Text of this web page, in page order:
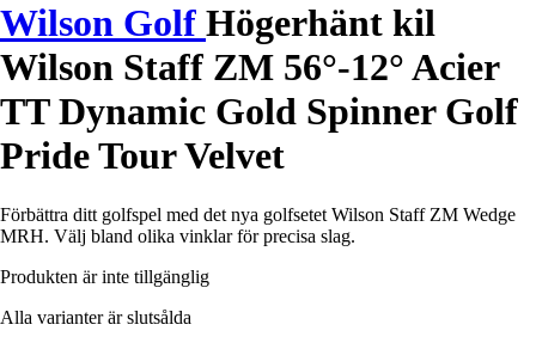
Wilson Golf Högerhänt kil
Wilson Staff ZM 56°-12° Acier
TT Dynamic Gold Spinner Golf
Pride Tour Velvet
Förbättra ditt golfspel med det nya golfsetet Wilson Staff ZM Wedge
MRH. Välj bland olika vinklar för precisa slag.
Produkten är inte tillgänglig
Alla varianter är slutsålda